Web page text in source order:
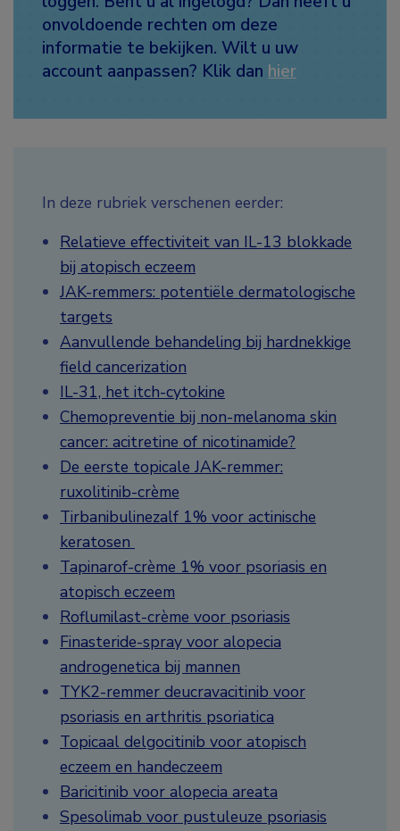
onvoldoende rechten om deze
informatie te bekijken. Wilt u uw
account aanpassen? Klik dan hier
In deze rubriek verschenen eerder:
Relatieve effectiviteit van IL-13 blokkade
bij atopisch eczeem
JAK-remmers: potentiële dermatologische
targets
Aanvullende behandeling bij hardnekkige
field cancerization
IL-31, het itch-cytokine
Chemopreventie bij non-melanoma skin
cancer: acitretine of nicotinamide?
De eerste topicale JAK-remmer:
ruxolitinib-crème
Tirbanibulinezalf 1% voor actinische
keratosen
Tapinarof-crème 1% voor psoriasis en
atopisch eczeem
Roflumilast-crème voor psoriasis
Finasteride-spray voor alopecia
androgenetica bij mannen
TYK2-remmer deucravacitinib voor
psoriasis en arthritis psoriatica
Topicaal delgocitinib voor atopisch
eczeem en handeczeem
Baricitinib voor alopecia areata
Spesolimab voor pustuleuze psoriasis